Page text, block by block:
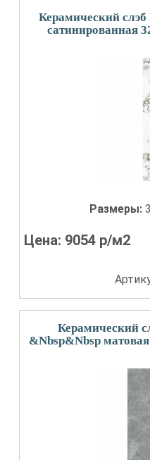
Керамический
сатинированная
Размеры:
Цена: 9054 р/м2
Керамический
&Nbsp&Nbsp